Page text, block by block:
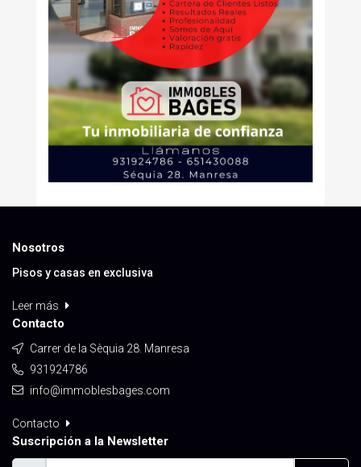
Nosotros
Pisos y casas en exclusiva
Leer más
Contacto
Carrer de la Sèquia 28. Manresa
931924786
info@immoblesbages.com
Contacto
Suscripción a la Newsletter